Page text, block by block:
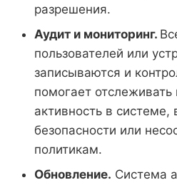
разрешения.
Аудит и мониторинг.
пользователей или
записываются и
помогает отслеживать
активность в
безопасности или
политикам.
Обновление. Система